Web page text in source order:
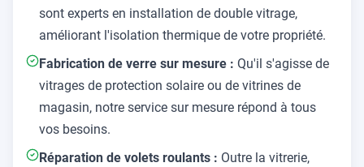
sont experts en installation de double vitrage,
améliorant l'isolation thermique de votre propriété.
Fabrication de verre sur mesure : Qu'il s'agisse de
vitrages de protection solaire ou de vitrines de
magasin, notre service sur mesure répond à tous
vos besoins.
Réparation de volets roulants : Outre la vitrerie,